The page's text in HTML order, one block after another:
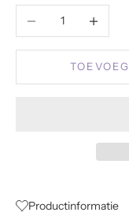
Aantal verlagen
Productinformatie